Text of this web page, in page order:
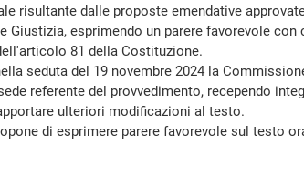
risultante dalle proposte emendative
Giustizia, esprimendo un parere favorevole con
81 della Costituzione.
seduta del 19 novembre 2024 la
referente del provvedimento, recependo
ulteriori modificazioni al testo.
di esprimere parere favorevole sul testo